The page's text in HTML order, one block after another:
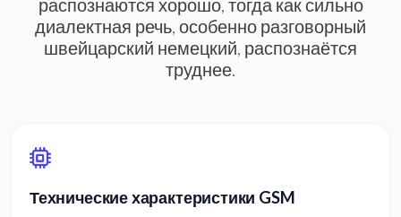
распознаются хорошо, тогда как сильно
диалектная речь, особенно разговорный
швейцарский немецкий, распознаётся
труднее.
Технические характеристики GSM